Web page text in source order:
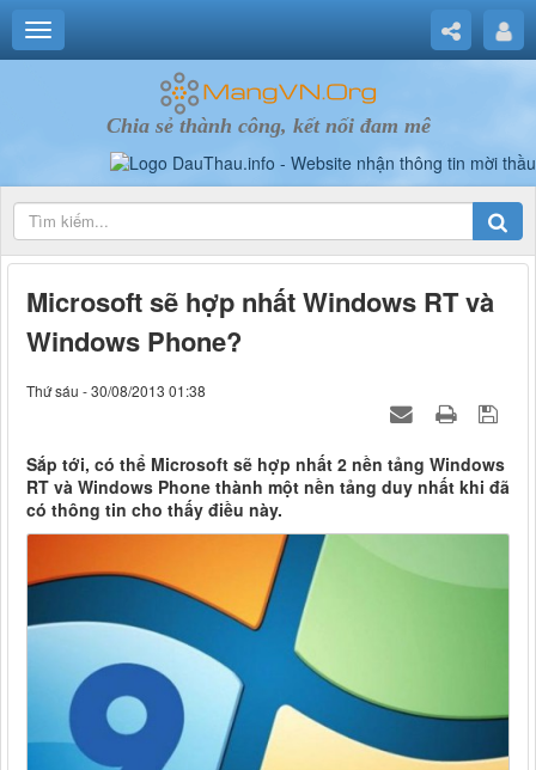
Chia sẻ thành công, kết nối đam mê
Microsoft sẽ hợp nhất Windows RT và
Windows Phone?
Thứ sáu - 30/08/2013 01:38
Sắp tới, có thể Microsoft sẽ hợp nhất 2 nền tảng Windows
RT và Windows Phone thành một nền tảng duy nhất khi đã
có thông tin cho thấy điều này.